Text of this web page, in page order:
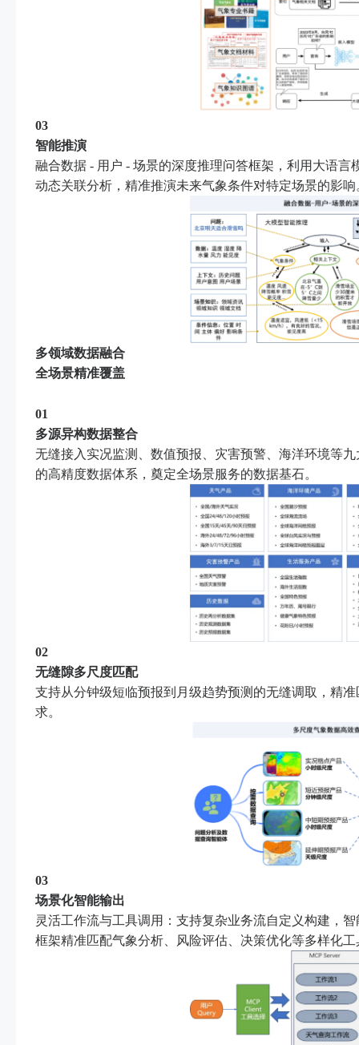
03
智能推演
融合数据 - 用户 - 场景的深度推理问答框架，利用大语
动态关联分析，精准推演未来气象条件对特定场景的影响
多领域数据融合
全场景精准覆盖
01
多源异构数据整合
无缝接入实况监测、数值预报、灾害预警、海洋环境等
的高精度数据体系，奠定全场景服务的数据基石。
02
无缝隙多尺度匹配
支持从分钟级短临预报到月级趋势预测的无缝调取，精
求。
03
场景化智能输出
灵活工作流与工具调用：支持复杂业务流自定义构建，
框架精准匹配气象分析、风险评估、决策优化等多样化